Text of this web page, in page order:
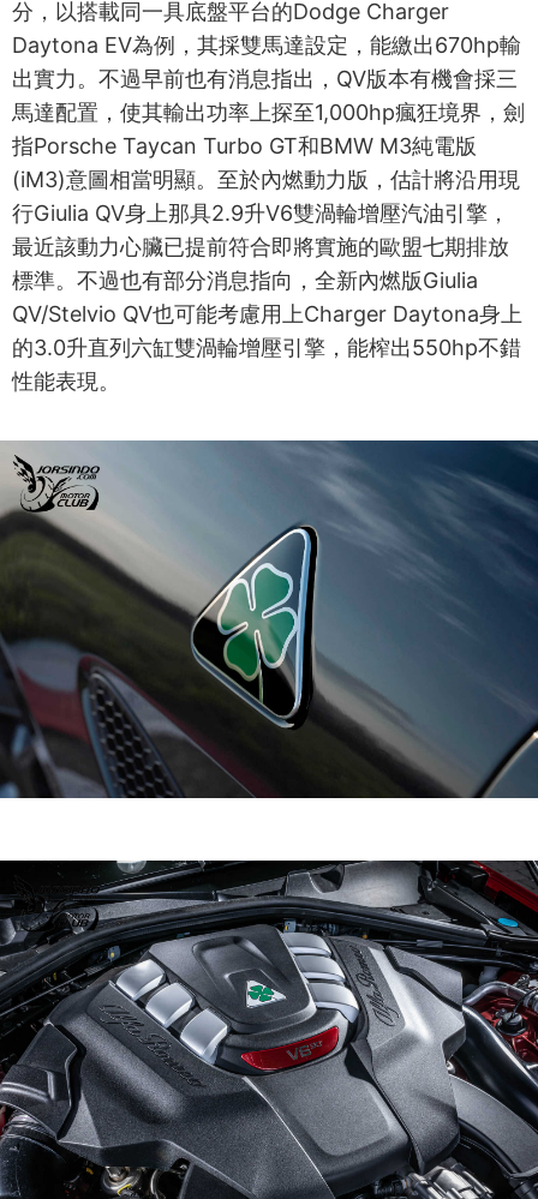
分，以搭載同一具底盤平台的Dodge Charger
Daytona EV為例，其採雙馬達設定，能繳出670hp輸
出實力。不過早前也有消息指出，QV版本有機會採三
馬達配置，使其輸出功率上探至1,000hp瘋狂境界，劍
指Porsche Taycan Turbo GT和BMW M3純電版
(iM3)意圖相當明顯。至於內燃動力版，估計將沿用現
行Giulia QV身上那具2.9升V6雙渦輪增壓汽油引擎，
最近該動力心臟已提前符合即將實施的歐盟七期排放
標準。不過也有部分消息指向，全新內燃版Giulia
QV/Stelvio QV也可能考慮用上Charger Daytona身上
的3.0升直列六缸雙渦輪增壓引擎，能榨出550hp不錯
性能表現。